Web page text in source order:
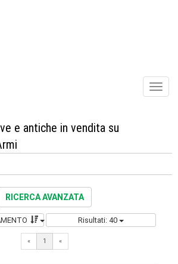
e antiche in vendita su
RICERCA AVANZATA
Risultati: 40
« 1 «